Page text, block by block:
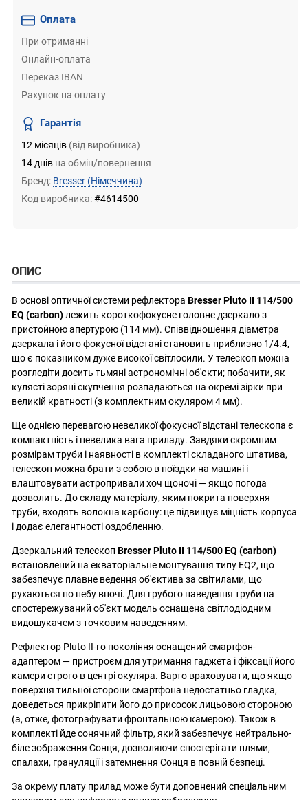
Оплата
При отриманні
Онлайн-оплата
Переказ IBAN
Рахунок на оплату
Гарантія
12 місяців (від виробника)
14 днів на обмін/повернення
Бренд: Bresser (Німеччина)
Код виробника:#4614500
ОПИС
В основі оптичної системи рефлектора Bresser Pluto II 114/500
EQ (carbon)лежить короткофокусне головне дзеркало з
пристойною апертурою (114 мм). Співвідношення діаметра
дзеркала і його фокусної відстані становить приблизно 1/4.4,
що є показником дуже високої світлосили. У телескоп можна
розгледіти досить тьмяні астрономічні об'єкти; побачити, як
кулясті зоряні скупчення розпадаються на окремі зірки при
великій кратності (з комплектним окуляром 4 мм).
Ще однією перевагою невеликої фокусної відстані телескопа є
компактність і невелика вага приладу. Завдяки скромним
розмірам труби і наявності в комплекті складаного штатива,
телескоп можна брати з собою в поїздки на машині і
влаштовувати астропривали хоч щоночі — якщо погода
дозволить. До складу матеріалу, яким покрита поверхня
труби, входять волокна карбону: це підвищує міцність корпуса
і додає елегантності оздобленню.
Дзеркальний телескоп Bresser Pluto II 114/500 EQ (carbon)
встановлений на екваторіальне монтування типу EQ2, що
забезпечує плавне ведення об'єктива за світилами, що
рухаються по небу вночі. Для грубого наведення труби на
спостережуваний об'єкт модель оснащена світлодіодним
видошукачем з точковим наведенням.
Рефлектор Pluto II-го покоління оснащений смартфон-
адаптером — пристроєм для утримання гаджета і фіксації його
камери строго в центрі окуляра. Варто враховувати, що якщо
поверхня тильної сторони смартфона недостатньо гладка,
доведеться прикріпити його до присосок лицьовою стороною
(а, отже, фотографувати фронтальною камерою). Також в
комплекті йде сонячний фільтр, який забезпечує нейтрально-
біле зображення Сонця, дозволяючи спостерігати плями,
спалахи, грануляції і затемнення Сонця в повній безпеці.
За окрему плату прилад може бути доповнений спеціальним